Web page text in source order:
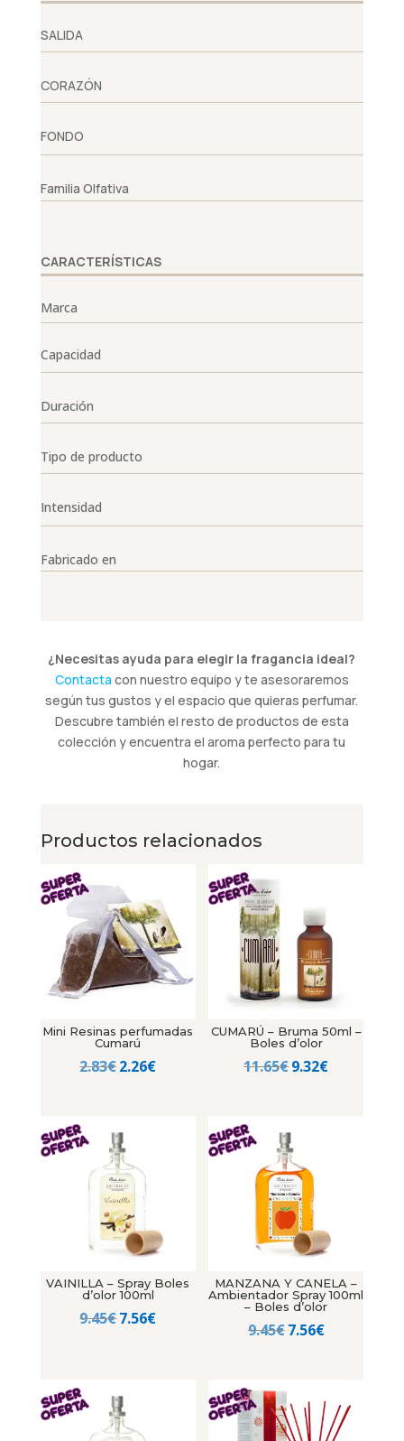
SALIDA
CORAZÓN
FONDO
Familia Olfativa
CARACTERÍSTICAS
Marca
Capacidad
Duración
Tipo de producto
Intensidad
Fabricado en
¿Necesitas ayuda para elegir la fragancia ideal?
Contacta con nuestro equipo y te asesoraremos
según tus gustos y el espacio que quieras perfumar.
Descubre también el resto de productos de esta
colección y encuentra el aroma perfecto para tu
hogar.
Productos relacionados
Mini Resinas perfumadas
Cumarú
2.83€El
era:
2.83€.
2.26€El
CUMARÚ – Bruma 50ml –
Boles d’olor
11.65€El
era:
11.65€.
9.32€El
VAINILLA – Spray Boles
d’olor 100ml
9.45€El
9.45€.
7.56€El
MANZANA Y CANELA –
Ambientador Spray 100ml
– Boles d’olor
9.45€El
era:
9.45€.
7.56€El
es:
7.56€.